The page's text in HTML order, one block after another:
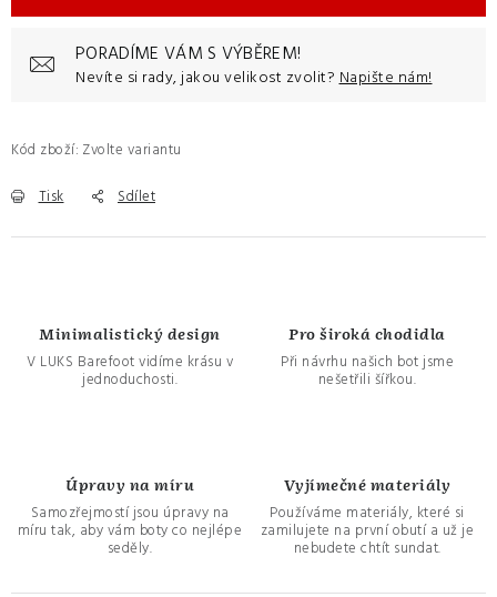
PORADÍME VÁM S VÝBĚREM!
Nevíte si rady, jakou velikost zvolit? Napište nám!
Kód zboží: Zvolte variantu
Tisk Sdílet
Minimalistický design
V LUKS Barefoot vidíme krásu v
jednoduchosti.
Pro široká chodidla
Při návrhu našich bot jsme
nešetřili šířkou.
Úpravy na míru
Samozřejmostí jsou úpravy na
míru tak, aby vám boty co nejlépe
seděly.
Vyjímečné materiály
Používáme materiály, které si
zamilujete na první obutí a už je
nebudete chtít sundat.